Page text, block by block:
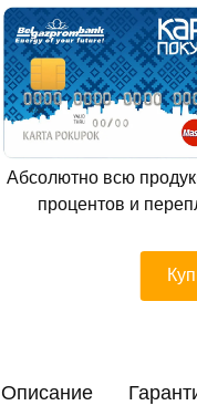
Абсолютно всю
процентов и
Описание